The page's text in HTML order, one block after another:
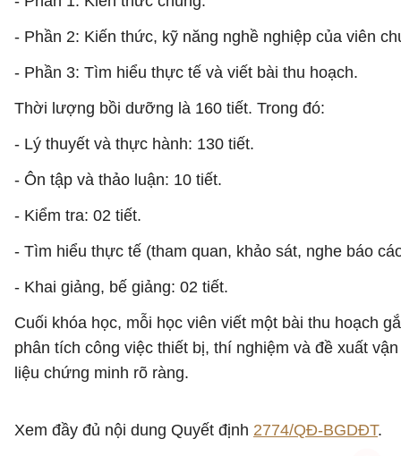
- Phần 2: Kiến thức, kỹ năng nghề nghiệp của viên
- Phần 3: Tìm hiểu thực tế và viết bài thu hoạch.
Thời lượng bồi dưỡng là 160 tiết. Trong đó:
- Lý thuyết và thực hành: 130 tiết.
- Ôn tập và thảo luận: 10 tiết.
- Kiểm tra: 02 tiết.
- Tìm hiểu thực tế (tham quan, khảo sát, nghe báo
- Khai giảng, bế giảng: 02 tiết.
Cuối khóa học, mỗi học viên viết một bài thu hoạch
phân tích công việc thiết bị, thí nghiệm và đề xuất
liệu chứng minh rõ ràng.
Xem đầy đủ nội dung Quyết định 2774/QĐ-BGDĐT.